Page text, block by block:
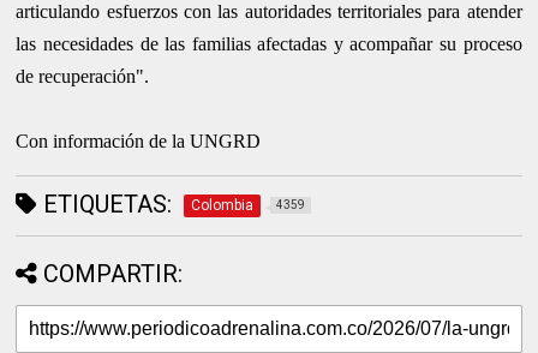
articulando esfuerzos con las autoridades territoriales para atender
las necesidades de las familias afectadas y acompañar su proceso
de recuperación".
Con información de la UNGRD
ETIQUETAS: Colombia 4359
COMPARTIR: